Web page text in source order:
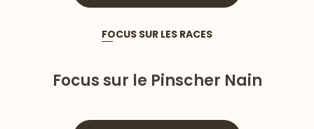
FOCUS SUR LES RACES
Focus sur le Pinscher Nain